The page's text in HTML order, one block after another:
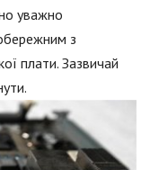
уважно
з
плати. Зазвичай